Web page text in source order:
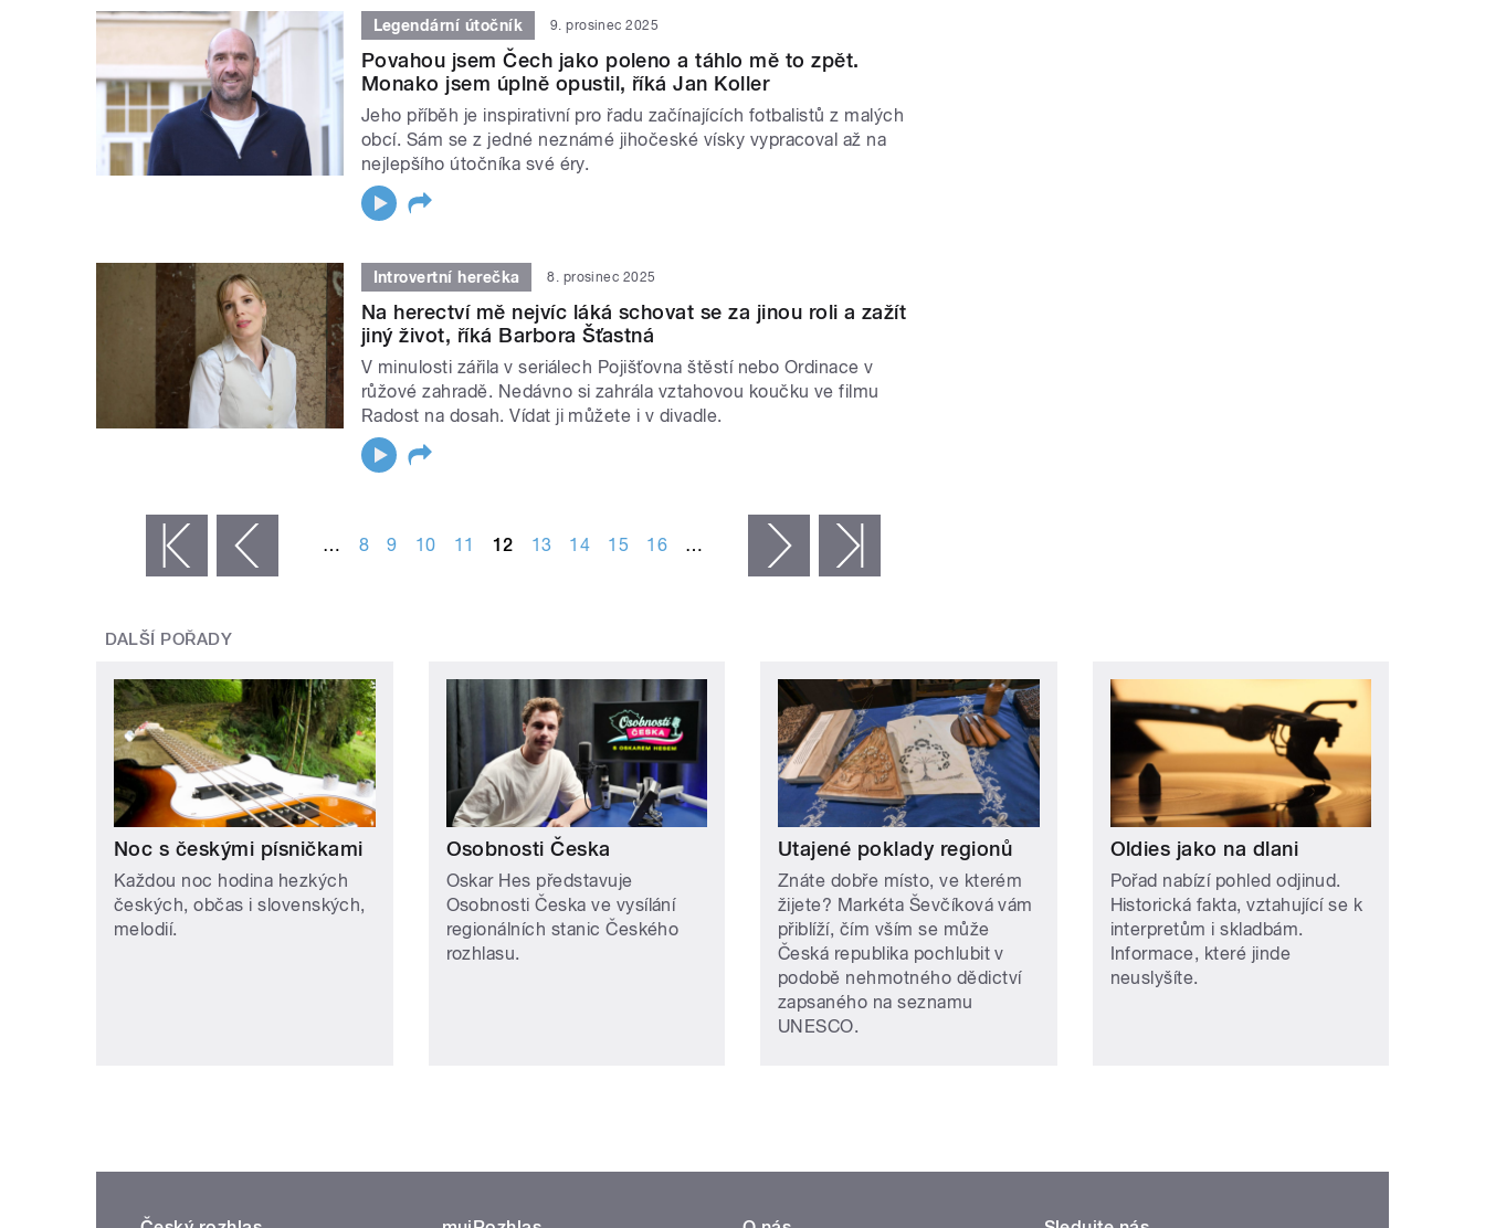
Legendární útočník 9. prosinec 2025
Povahou jsem Čech jako poleno a táhlo mě to zpět.
Monako jsem úplně opustil, říká Jan Koller
Jeho příběh je inspirativní pro řadu začínajících fotbalistů z malých
obcí. Sám se z jedné neznámé jihočeské vísky vypracoval až na
nejlepšího útočníka své éry.
Introvertní herečka 8. prosinec 2025
Na herectví mě nejvíc láká schovat se za jinou roli a zažít
jiný život, říká Barbora Šťastná
V minulosti zářila v seriálech Pojišťovna štěstí nebo Ordinace v
růžové zahradě. Nedávno si zahrála vztahovou koučku ve filmu
Radost na dosah. Vídat ji můžete i v divadle.
‹ předchozí … 8 9 10 11 12 13 14 15 16 … následující ›
DALŠÍ POŘADY
Noc s českými písničkami
Každou noc hodina hezkých
českých, občas i slovenských,
melodií.
Osobnosti Česka
Oskar Hes představuje
Osobnosti Česka ve vysílání
regionálních stanic Českého
rozhlasu.
Utajené poklady regionů
Znáte dobře místo, ve kterém
žijete? Markéta Ševčíková vám
přiblíží, čím vším se může
Česká republika pochlubit v
podobě nehmotného dědictví
zapsaného na seznamu
UNESCO.
Oldies jako na dlani
Pořad nabízí pohled odjinud.
Historická fakta, vztahující se k
interpretům i skladbám.
Informace, které jinde
neuslyšíte.